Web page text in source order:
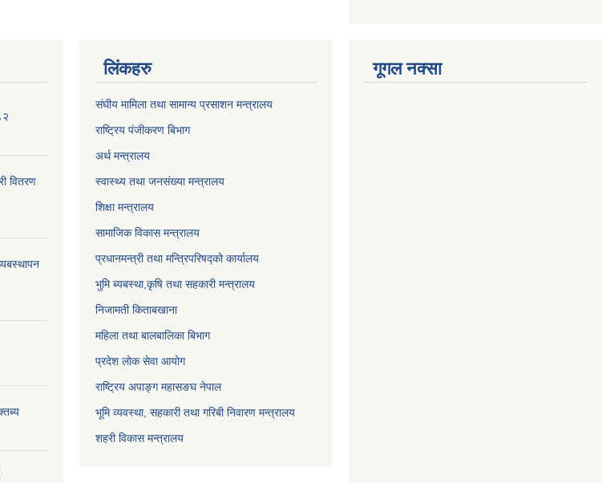
वितरण
लिंकहरु
संघीय मामिला तथा सामान्य प्रसाशन मन्त्रालय
राष्ट्रिय पंजीकरण बिभाग
अर्थ मन्त्रालय
स्वास्थ्य तथा जनसंख्या मन्त्रालय
शिक्षा मन्त्रालय
सामाजिक विकास मन्त्रालय
प्रधानमन्त्री तथा मन्त्रिपरिषद्को कार्यालय
भुमि ब्यबस्था,कृषि तथा सहकारी मन्त्रालय
निजामती किताबखाना
महिला तथा बालबालिका बिभाग
प्रदेश लोक सेवा आयोग
राष्ट्रिय अपाङ्ग महासङघ नेपाल
भूमि व्यवस्था, सहकारी तथा गरिबी निवारण मन्त्रालय
शहरी विकास मन्त्रालय
गूगल नक्सा